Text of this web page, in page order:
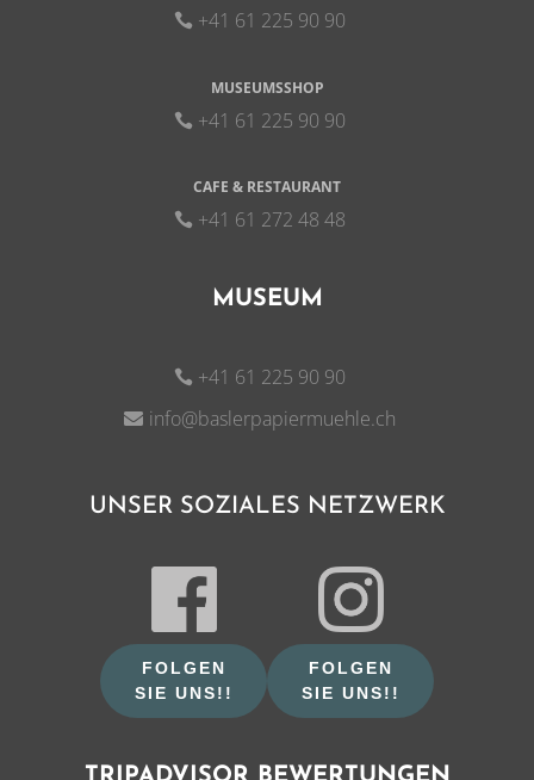
+41 61 225 90 90
MUSEUMSSHOP
+41 61 225 90 90
CAFE & RESTAURANT
+41 61 272 48 48
MUSEUM
+41 61 225 90 90
info@baslerpapiermuehle.ch
UNSER SOZIALES NETZWERK
FOLGEN
SIE UNS!!
FOLGEN
SIE UNS!!